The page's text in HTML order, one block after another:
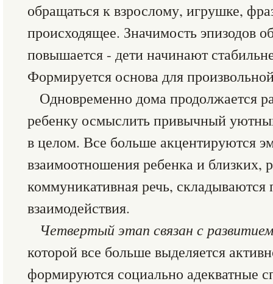
обращаться к взрослому, игрушке,
происходящее. Значимость эпизодов
повышается - дети начинают
Формируется основа для
Одновременно дома продолжается
ребенку осмыслить привычный
в целом. Все больше акцентируются
взаимоотношения ребенка и близких,
коммуникативная речь,
взаимодействия.
Четвертый этап связан с
которой все больше выделяется
формируются социально адекватные